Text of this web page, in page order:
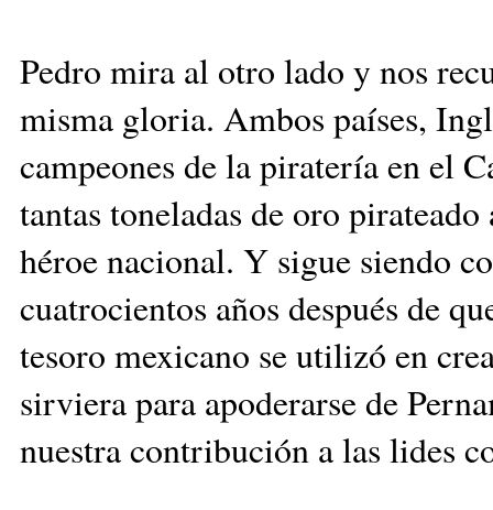
Pedro mira al otro lado y nos
misma gloria. Ambos países,
campeones de la piratería en el
tantas toneladas de oro
héroe nacional. Y sigue siendo
cuatrocientos años después de
tesoro mexicano se utilizó en
sirviera para apoderarse de
nuestra contribución a las lides